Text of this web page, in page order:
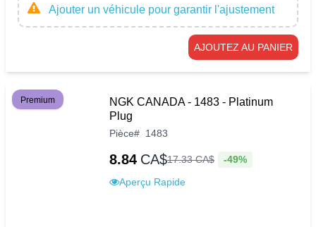
Ajouter un véhicule pour garantir l'ajustement
AJOUTEZ AU PANIER
Premium
NGK CANADA - 1483 - Platinum
Plug
Pièce# 1483
8.84 CA$17.33CA$ -49%
Aperçu Rapide